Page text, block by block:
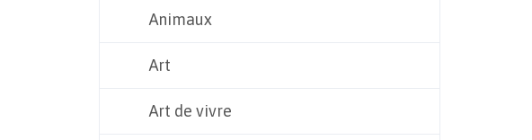
Animaux
Art
Art de vivre